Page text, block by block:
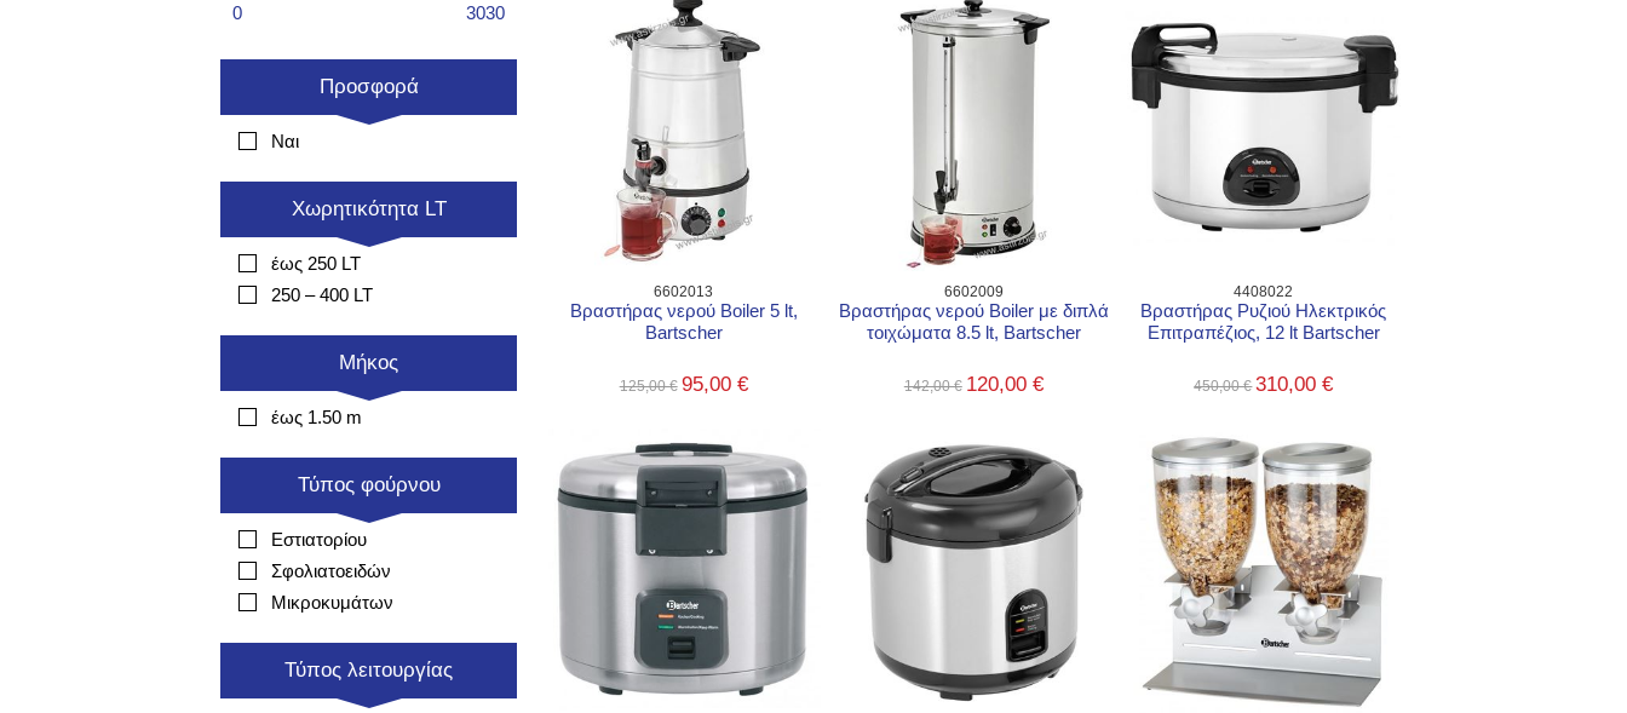
6602013
Βραστήρας νερού Boiler 5 lt,
Bartscher
125,00 € 95,00 €
6602009
Βραστήρας νερού Boiler με διπλά
τοιχώματα 8.5 lt, Bartscher
142,00 € 120,00 €
4408022
Βραστήρας Ρυζιού Ηλεκτρικός
Επιτραπέζιος, 12 lt Bartscher
450,00 € 310,00 €
0 3030
Προσφορά
Ναι
Χωρητικότητα LT
έως 250 LT
250 – 400 LT
Μήκος
έως 1.50 m
Τύπος φούρνου
Εστιατορίου
Σφολιατοειδών
Μικροκυμάτων
Τύπος λειτουργίας